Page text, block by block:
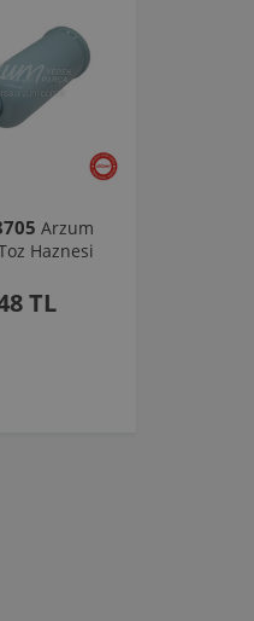
Arzum
Haznesi
TL